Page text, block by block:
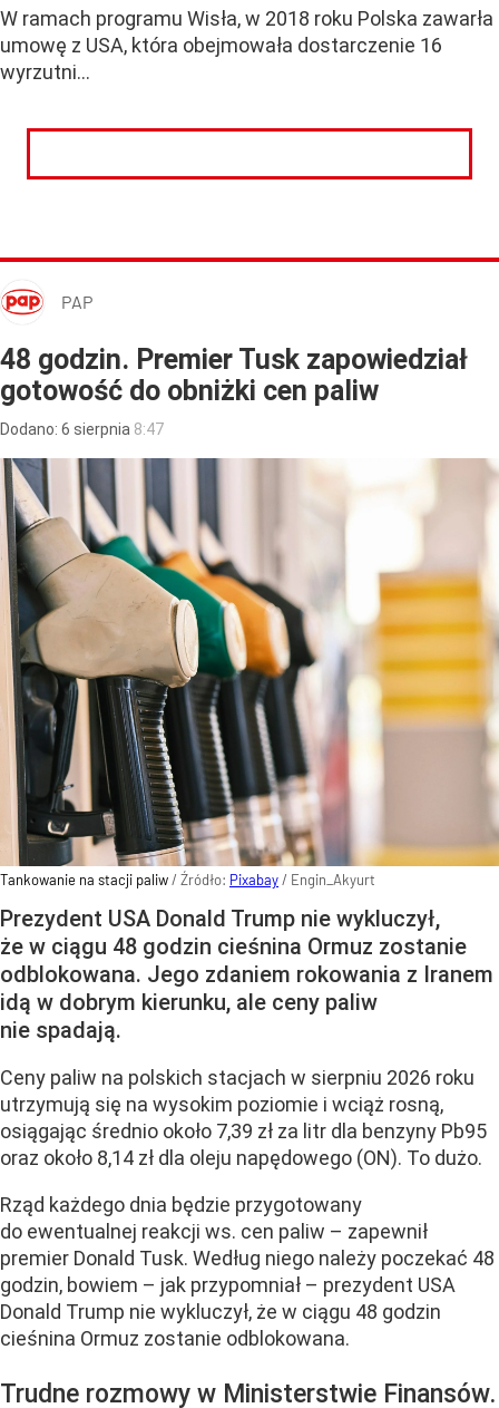
W ramach programu Wisła, w 2018 roku Polska zawarła
umowę z USA, która obejmowała dostarczenie 16
wyrzutni...
PAP
48 godzin. Premier Tusk zapowiedział
gotowość do obniżki cen paliw
Dodano: 6 sierpnia 8:47
Tankowanie na stacji paliw/ Źródło: Pixabay/ Engin_Akyurt
Prezydent USA Donald Trump nie wykluczył,
że w ciągu 48 godzin cieśnina Ormuz zostanie
odblokowana. Jego zdaniem rokowania z Iranem
idą w dobrym kierunku, ale ceny paliw
nie spadają.
Ceny paliw na polskich stacjach w sierpniu 2026 roku
utrzymują się na wysokim poziomie i wciąż rosną,
osiągając średnio około 7,39 zł za litr dla benzyny Pb95
oraz około 8,14 zł dla oleju napędowego (ON). To dużo.
Rząd każdego dnia będzie przygotowany
do ewentualnej reakcji ws. cen paliw – zapewnił
premier Donald Tusk. Według niego należy poczekać 48
godzin, bowiem – jak przypomniał – prezydent USA
Donald Trump nie wykluczył, że w ciągu 48 godzin
cieśnina Ormuz zostanie odblokowana.
Trudne rozmowy w Ministerstwie Finansów.